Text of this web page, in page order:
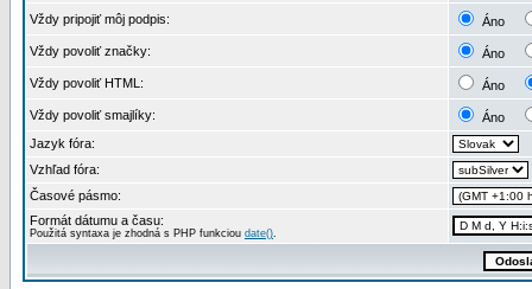
Vždy pripojiť môj podpis: Áno
Vždy povoliť značky: Áno
Vždy povoliť HTML: Áno
Vždy povoliť smajlíky:
Áno
Jazyk fóra:
Vzhľad fóra:
Časové pásmo:
Formát dátumu a času:
Použitá syntaxa je zhodná s PHP funkciou date().